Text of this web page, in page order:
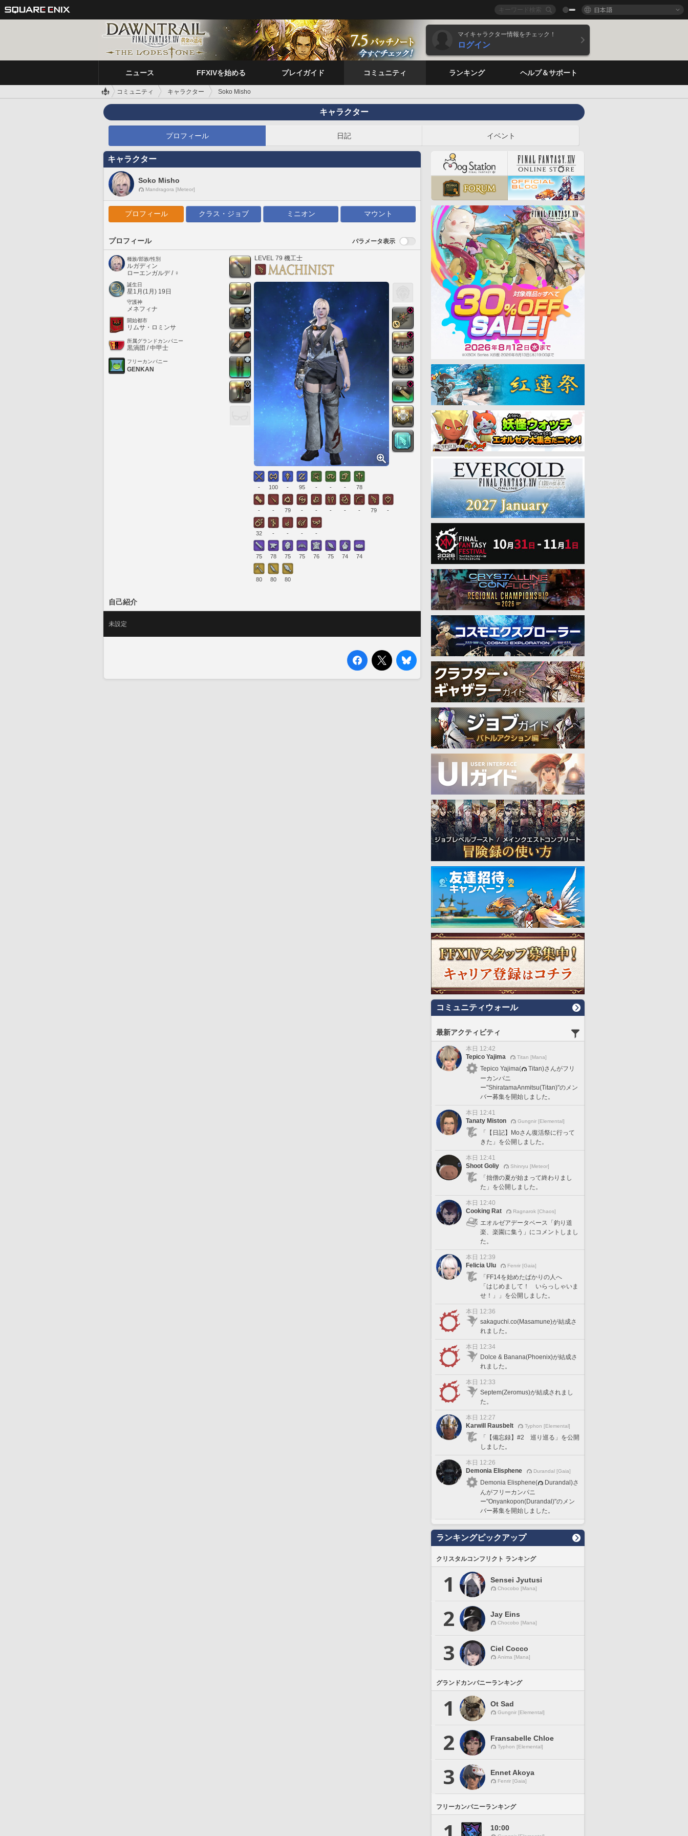
日本語
マイキャラクター情報をチェック！
ログイン
ニュース FFXIVを始める プレイガイド コミュニティ ランキング ヘルプ＆サポート
コミュニティ キャラクター Soko Misho
キャラクター
プロフィール 日記 イベント
キャラクター
Soko Misho
Mandragora [Meteor]
プロフィール クラス・ジョブ ミニオン マウント
プロフィール パラメータ表示
種族/部族/性別
ルガディン
ローエンガルデ / ♀
誕生日
星1月(1月) 19日
守護神
メネフィナ
開始都市
リムサ・ロミンサ
所属グランドカンパニー
黒渦団 / 中甲士
フリーカンパニー
GENKAN
LEVEL 79 機工士
- 100 - 95 - - - 78
- - 79 - - - - - 79 -
32 - - - -
75 78 75 75 76 75 74 74
80 80 80
自己紹介
未設定
コミュニティウォール
最新アクティビティ
本日 12:42
Tepico Yajima
Titan [Mana]
Tepico Yajima(
Titan)さんがフリ
ーカンパニ
ー"ShiratamaAnmitsu(Titan)"のメン
バー募集を開始しました。
本日 12:41
Tanaty Miston
Gungnir [Elemental]
「【日記】Moさん復活祭に行って
きた」を公開しました。
本日 12:41
Shoot Goliy
Shinryu [Meteor]
「拙僧の夏が始まって終わりまし
た」を公開しました。
本日 12:40
Cooking Rat
Ragnarok [Chaos]
エオルゼアデータベース「釣り道
楽、楽園に集う」にコメントしまし
た。
本日 12:39
Felicia Ulu
Fenrir [Gaia]
「FF14を始めたばかりの人へ
「はじめまして！ いらっしゃいま
せ！」」を公開しました。
本日 12:36
sakaguchi.co(Masamune)が結成さ
れました。
本日 12:34
Dolce & Banana(Phoenix)が結成さ
れました。
本日 12:33
Septem(Zeromus)が結成されまし
た。
本日 12:27
Karwill Rausbelt
Typhon [Elemental]
「【備忘録】#2 巡り巡る」を公開
しました。
本日 12:26
Demonia Elisphene
Durandal [Gaia]
Demonia Elisphene(
Durandal)さ
んがフリーカンパニ
ー"Onyankopon(Durandal)"のメン
バー募集を開始しました。
ランキングピックアップ
クリスタルコンフリクト ランキング
1 Sensei Jyutusi
Chocobo [Mana]
2 Jay Eins
Chocobo [Mana]
3 Ciel Cocco
Anima [Mana]
グランドカンパニーランキング
1 Ot Sad
Gungnir [Elemental]
2 Fransabelle Chloe
Typhon [Elemental]
3 Ennet Akoya
Fenrir [Gaia]
フリーカンパニーランキング
10:00